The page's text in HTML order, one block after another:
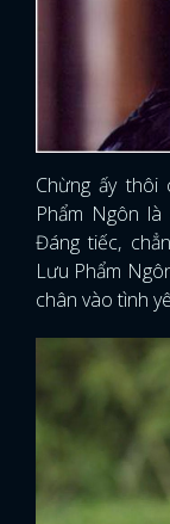
Chừng ấy thôi
Phẩm Ngôn
Đáng tiếc,
Lưu Phẩm
chân vào tình